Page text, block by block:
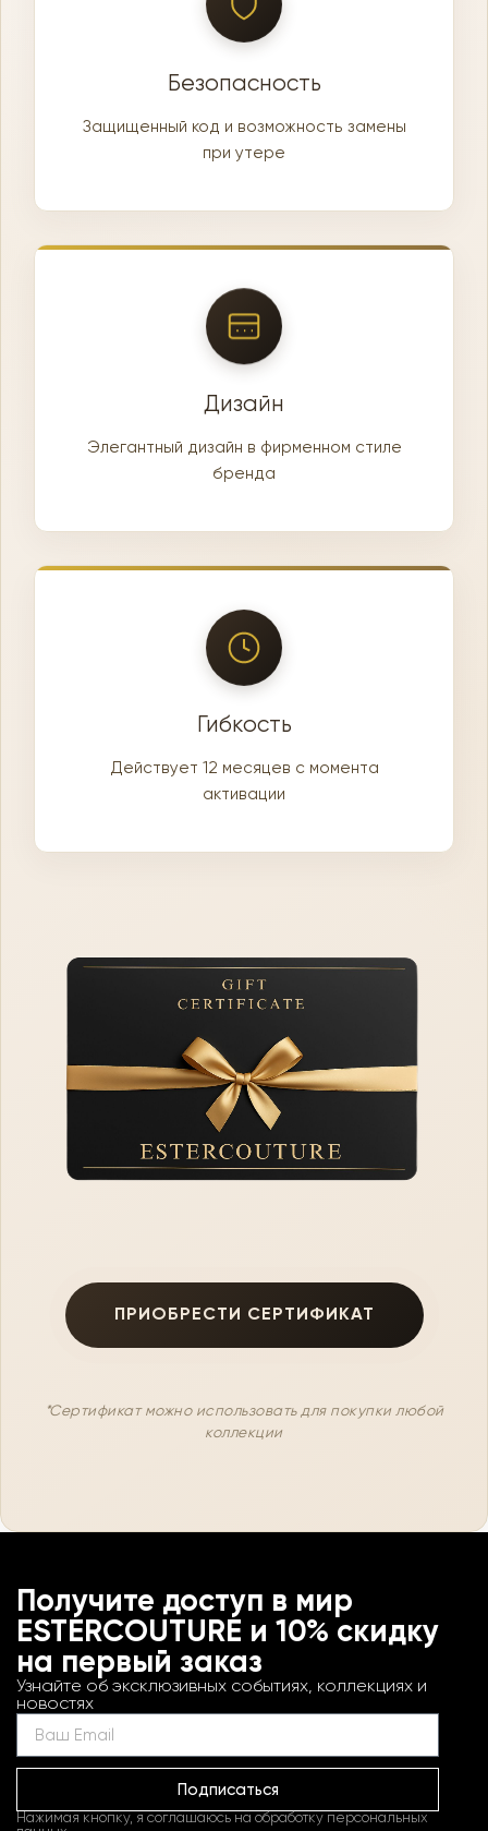
Безопасность
Защищенный код и возможность замены
при утере
Дизайн
Элегантный дизайн в фирменном стиле
бренда
Гибкость
Действует 12 месяцев с момента
активации
ПРИОБРЕСТИ СЕРТИФИКАТ
*Сертификат можно использовать для покупки любой
коллекции
Получите доступ в мир
ESTERCOUTURE и 10% скидку
на первый заказ
Узнайте об эксклюзивных событиях, коллекциях и
новостях
Подписаться
Нажимая кнопку, я соглашаюсь на обработку персональных